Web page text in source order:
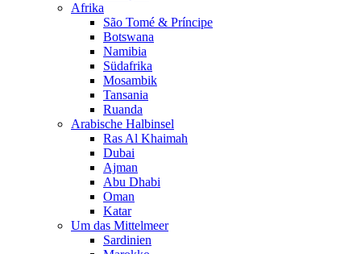
Afrika
São Tomé & Príncipe
Botswana
Namibia
Südafrika
Mosambik
Tansania
Ruanda
Arabische Halbinsel
Ras Al Khaimah
Dubai
Ajman
Abu Dhabi
Oman
Katar
Um das Mittelmeer
Sardinien